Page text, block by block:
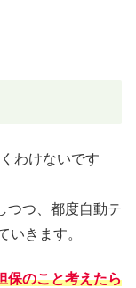
わけないです
つつ、都度自動テ
いきます。
保のこと考えたら